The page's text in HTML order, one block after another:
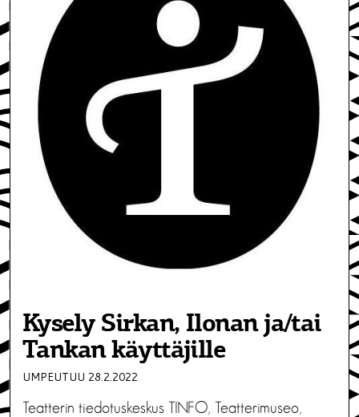
Kysely Sirkan, Ilonan ja/tai
Tankan käyttäjille
UMPEUTUU 28.2.2022
Teatterin tiedotuskeskus TINFO, Teatterimuseo,